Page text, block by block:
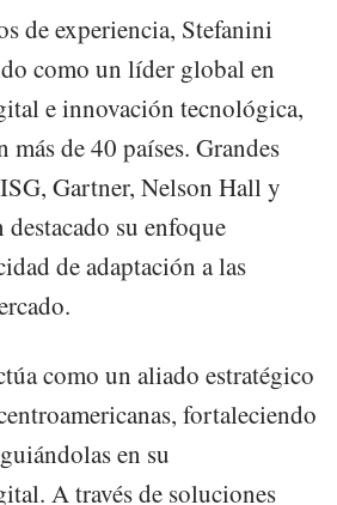
de experiencia, Stefanini
como un líder global en
e innovación tecnológica,
más de 40 países. Grandes
Gartner, Nelson Hall y
su enfoque
de adaptación a las
como un aliado estratégico
fortaleciendo
en su
A través de soluciones